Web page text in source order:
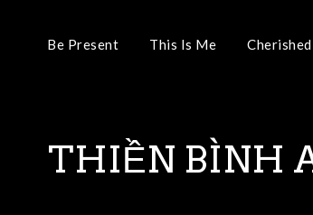
Be Present This Is Me
THIỀN BÌNH